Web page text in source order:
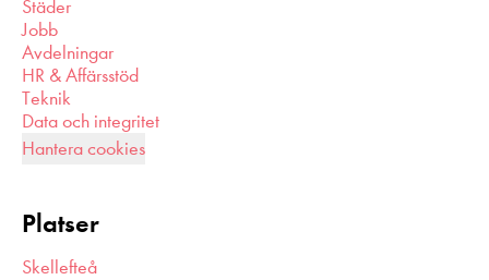
Städer
Jobb
Avdelningar
HR & Affärsstöd
Teknik
Data och integritet
Hantera cookies
Platser
Skellefteå